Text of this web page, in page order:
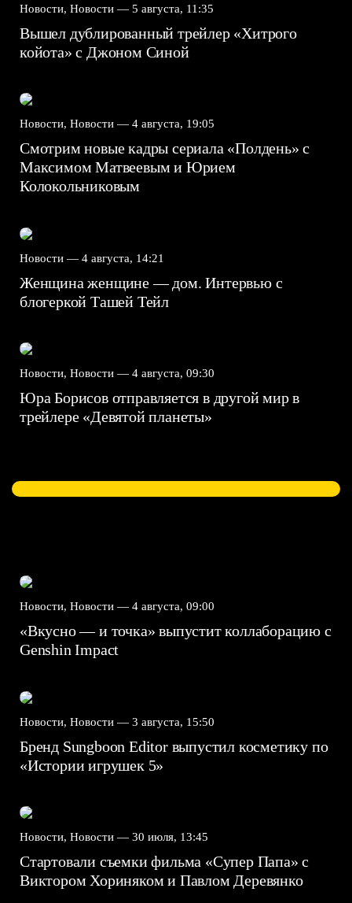
Новости, Новости — 5 августа, 11:35
Вышел дублированный трейлер «Хитрого
койота» с Джоном Синой
Новости, Новости — 4 августа, 19:05
Смотрим новые кадры сериала «Полдень» с
Максимом Матвеевым и Юрием
Колокольниковым
Новости — 4 августа, 14:21
Женщина женщине — дом. Интервью с
блогеркой Ташей Тейл
Новости, Новости — 4 августа, 09:30
Юра Борисов отправляется в другой мир в
трейлере «Девятой планеты»
Новости, Новости — 4 августа, 09:00
«Вкусно — и точка» выпустит коллаборацию с
Genshin Impact⁠⁠
Новости, Новости — 3 августа, 15:50
Бренд Sungboon Editor выпустил косметику по
«Истории игрушек 5»
Новости, Новости — 30 июля, 13:45
Стартовали съемки фильма «Супер Папа» с
Виктором Хориняком и Павлом Деревянко